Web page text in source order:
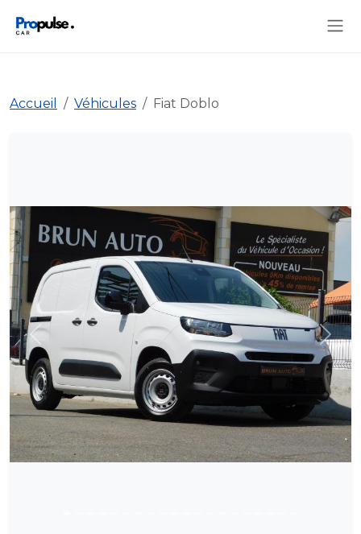
Accueil Véhicules Fiat Doblo
Précédent